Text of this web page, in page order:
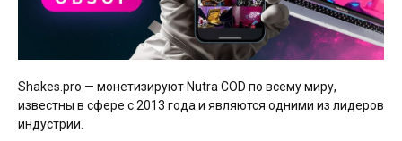
Shakes.pro — монетизируют Nutra COD по всему миру,
известны в сфере с 2013 года и являются одними из лидеров
индустрии.